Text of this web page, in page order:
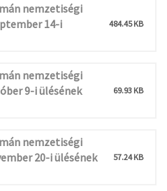
nemzetiségi
14-i
484.45 KB
nemzetiségi
9-i ülésének
69.93 KB
nemzetiségi
20-i ülésének
57.24 KB